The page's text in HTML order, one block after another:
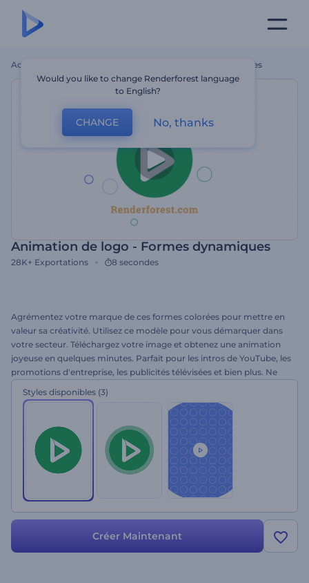
Accueil Animation De Logo - Formes Dynamiques
Animation de logo - Formes dynamiques
28K+ Exportations 8 secondes
Agrémentez votre marque de ces formes colorées pour mettre en
valeur sa créativité. Utilisez ce modèle pour vous démarquer dans
votre secteur. Téléchargez votre image et obtenez une animation
joyeuse en quelques minutes. Parfait pour les intros de YouTube, les
promotions d'entreprise, les publicités télévisées et bien plus. Ne
Styles disponibles (3)
Créer Maintenant
Would you like to change Renderforest language
to English?
CHANGE No, thanks